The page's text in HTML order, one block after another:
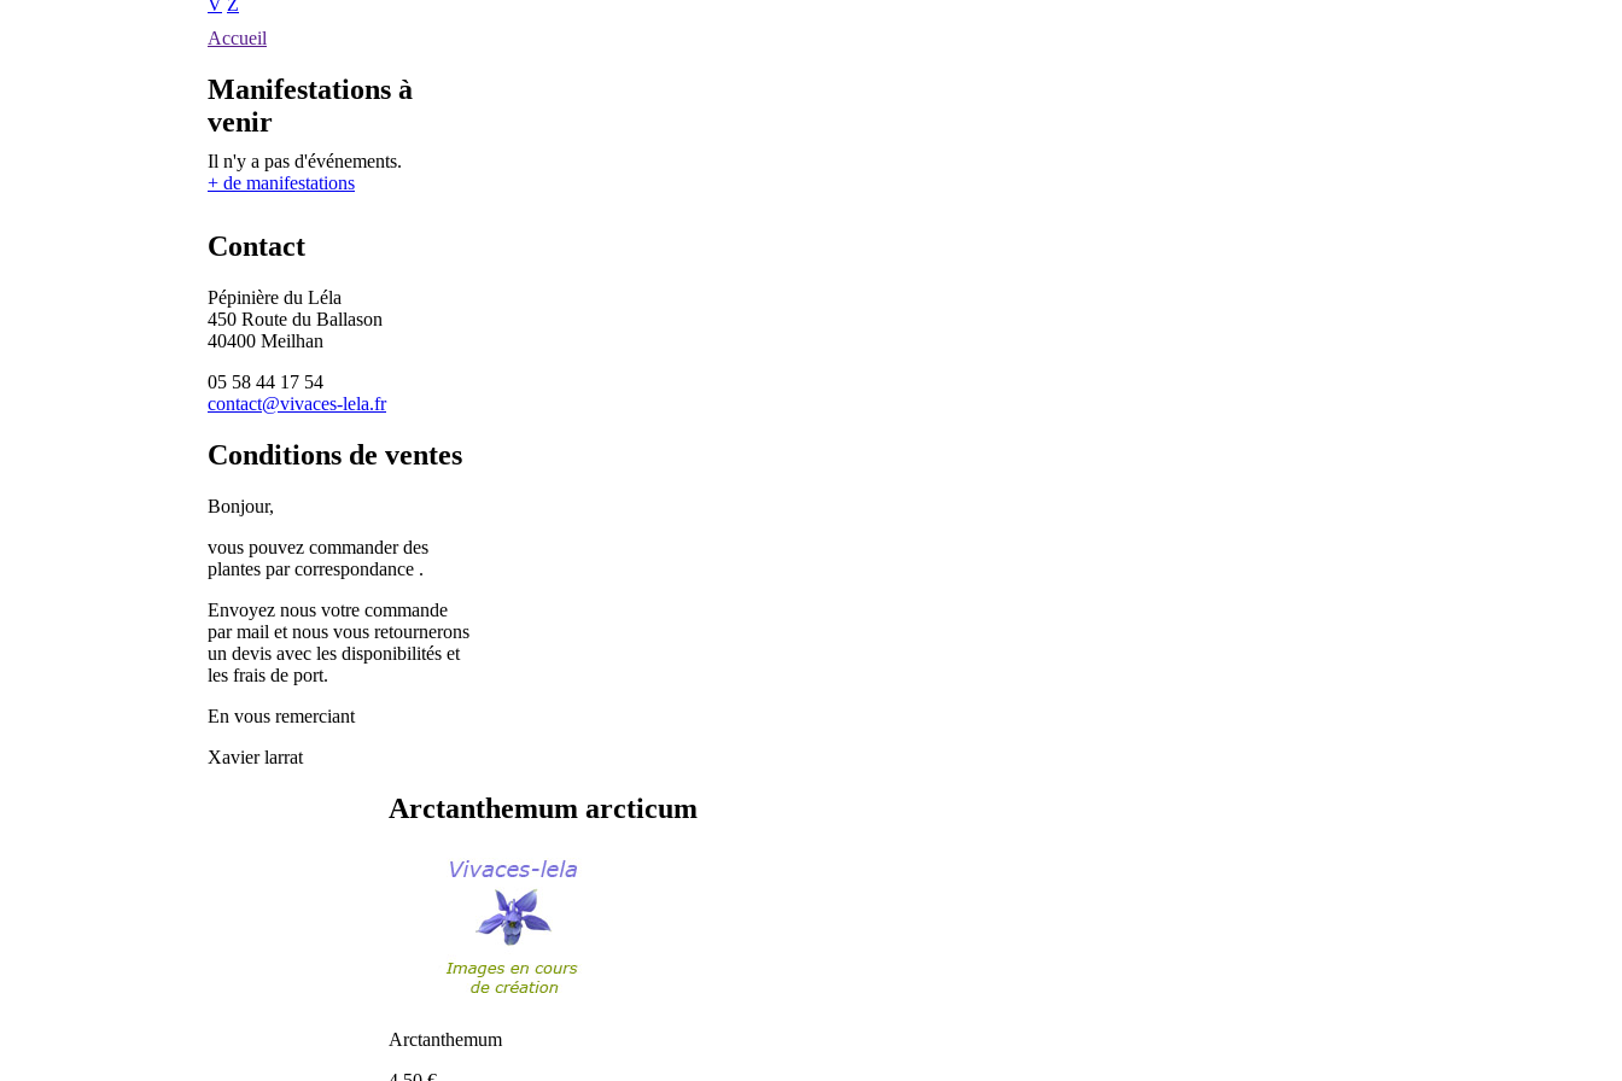
V Z
Accueil
Manifestations à
venir
Il n'y a pas d'événements.
+ de manifestations
Contact
Pépinière du Léla
450 Route du Ballason
40400 Meilhan
05 58 44 17 54
contact@vivaces-lela.fr
Conditions de ventes
Bonjour,
vous pouvez commander des
plantes par correspondance .
Envoyez nous votre commande
par mail et nous vous retournerons
un devis avec les disponibilités et
les frais de port.
En vous remerciant
Xavier larrat
Arctanthemum arcticum
Arctanthemum